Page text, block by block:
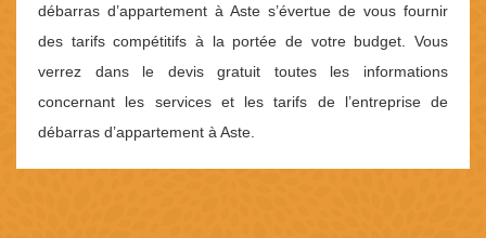
débarras d’appartement à Aste s’évertue de vous fournir
des tarifs compétitifs à la portée de votre budget. Vous
verrez dans le devis gratuit toutes les informations
concernant les services et les tarifs de l’entreprise de
débarras d’appartement à Aste.